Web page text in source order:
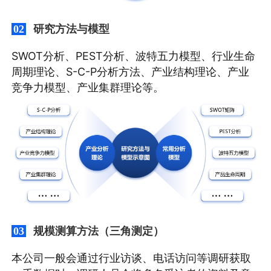
02 研究方法与模型
SWOT分析、PEST分析、波特五力模型、行业生命
周期理论、S-C-P分析方法、产业结构理论、产业
竞争力模型、产业集群理论等。
03 规模测算方法（三角测定）
本公司一般会通过行业访谈、电话访问等调研获取